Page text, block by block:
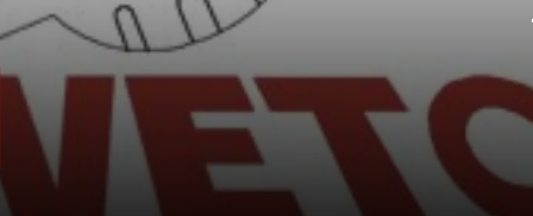
वीटो पावर क्यों है जरूरी?
वीटो पावर इन पांच देशों को सुरक्षा परिषद के
प्रस्तावों को अस्वीकार करने का अधिकार देता है,
चाहे अन्य सभी सदस्य उस प्रस्ताव का समर्थन करें.